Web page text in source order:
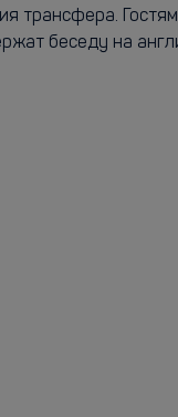
Гостям
беседу на